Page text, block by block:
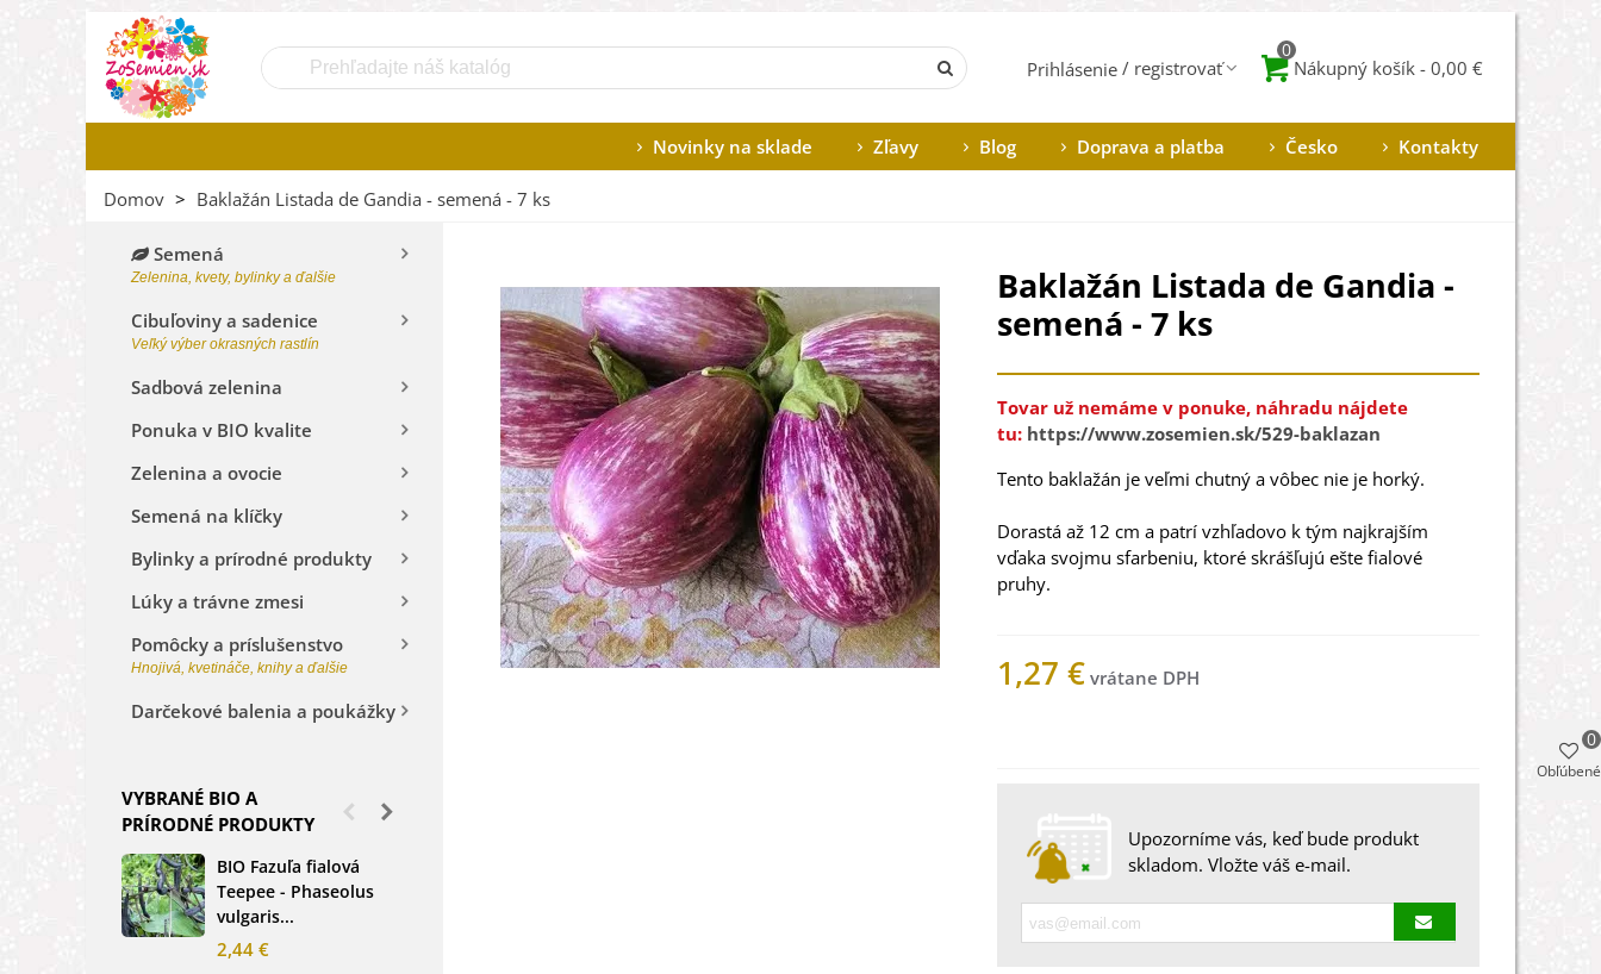
Prihlásenie
0
Nákupný košík - 0,00 €
Novinky na sklade Zľavy Blog Doprava a platba Česko Kontakty
Domov > Baklažán Listada de Gandia - semená - 7 ks
Semená
Zelenina, kvety, bylinky a ďalšie
Cibuľoviny a sadenice
Veľký výber okrasných rastlín
Sadbová zelenina
Ponuka v BIO kvalite
Zelenina a ovocie
Semená na klíčky
Bylinky a prírodné produkty
Lúky a trávne zmesi
Pomôcky a príslušenstvo
Hnojivá, kvetináče, knihy a ďalšie
Darčekové balenia a poukážky
VYBRANÉ BIO A
PRÍRODNÉ PRODUKTY
BIO Fazuľa fialová
Teepee - Phaseolus
vulgaris...
2,44 €
Baklažán Listada de Gandia -
semená - 7 ks
Tovar už nemáme v ponuke, náhradu nájdete
tu: https://www.zosemien.sk/529-baklazan
Tento baklažán je veľmi chutný a vôbec nie je horký.
Dorastá až 12 cm a patrí vzhľadovo k tým najkrajším
vďaka svojmu sfarbeniu, ktoré skrášľujú ešte fialové
pruhy.
1,27 €
Upozorníme vás, keď bude produkt
skladom. Vložte váš e-mail.
Obľúbené
0